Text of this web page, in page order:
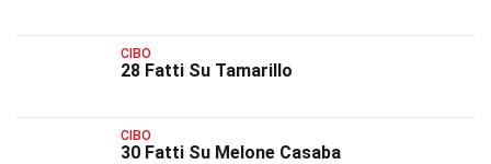
CIBO
28 Fatti Su Tamarillo
CIBO
30 Fatti Su Melone Casaba